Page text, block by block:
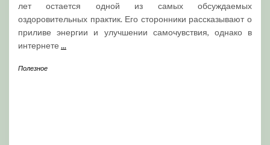
лет остается одной из самых обсуждаемых
оздоровительных практик. Его сторонники рассказывают о
приливе энергии и улучшении самочувствия, однако в
интернете ...
Полезное